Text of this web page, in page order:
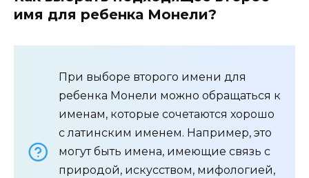
имя для ребенка Монели?
При выборе второго имени для
ребенка Монели можно обращаться к
именам, которые сочетаются хорошо
с латинским именем. Например, это
могут быть имена, имеющие связь с
природой, искусством, мифологией,